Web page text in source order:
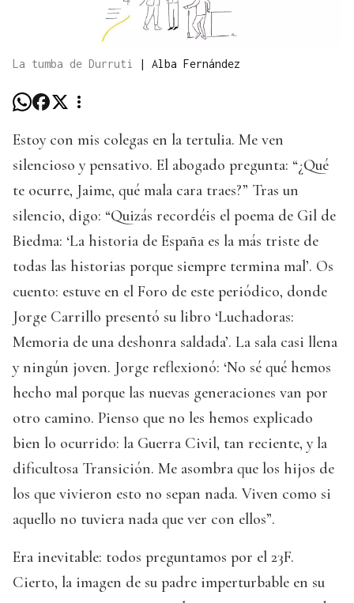
La tumba de Durruti | Alba Fernández
Estoy con mis colegas en la tertulia. Me ven
silencioso y pensativo. El abogado pregunta: “¿Qué
te ocurre, Jaime, qué mala cara traes?” Tras un
silencio, digo: “Quizás recordéis el poema de Gil de
Biedma: ‘La historia de España es la más triste de
todas las historias porque siempre termina mal’. Os
cuento: estuve en el Foro de este periódico, donde
Jorge Carrillo presentó su libro ‘Luchadoras:
Memoria de una deshonra saldada’. La sala casi llena
y ningún joven. Jorge reflexionó: ‘No sé qué hemos
hecho mal porque las nuevas generaciones van por
otro camino. Pienso que no les hemos explicado
bien lo ocurrido: la Guerra Civil, tan reciente, y la
dificultosa Transición. Me asombra que los hijos de
los que vivieron esto no sepan nada. Viven como si
aquello no tuviera nada que ver con ellos”.
Era inevitable: todos preguntamos por el 23F.
Cierto, la imagen de su padre imperturbable en su